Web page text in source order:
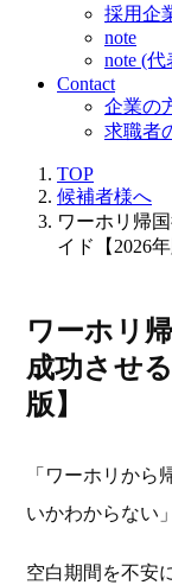
採用企
note
note (代
Contact
企業の
求職者
TOP
候補者様へ
ワーホリ帰
イド【2026年
ワーホリ
成功させ
版】
「ワーホリか
いかわからない
空白期間を不安